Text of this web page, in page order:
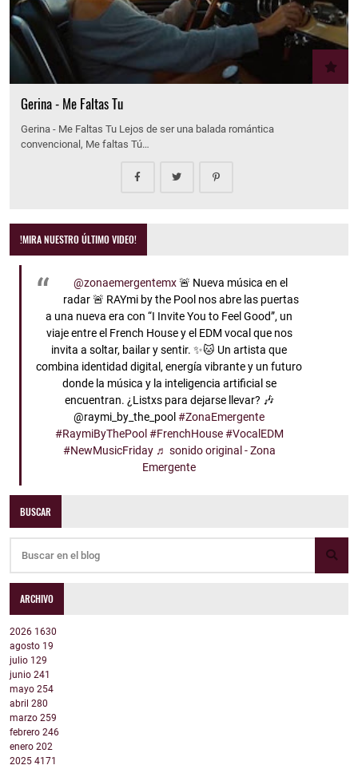
Gerina - Me Faltas Tu
Gerina - Me Faltas Tu Lejos de ser una balada romántica
convencional, Me faltas Tú…
!MIRA NUESTRO ÚLTIMO VIDEO!
@zonaemergentemx🚨 Nueva música en el
radar 🚨 RAYmi by the Pool nos abre las puertas
a una nueva era con “I Invite You to Feel Good”, un
viaje entre el French House y el EDM vocal que nos
invita a soltar, bailar y sentir. ✨🐱 Un artista que
combina identidad digital, energía vibrante y un futuro
donde la música y la inteligencia artificial se
encuentran. ¿Listxs para dejarse llevar? 🎶
@raymi_by_the_pool#ZonaEmergente
#RaymiByThePool #FrenchHouse #VocalEDM
#NewMusicFriday ♬ sonido original - Zona
Emergente
BUSCAR
ARCHIVO
2026 1630
agosto 19
julio 129
junio 241
mayo 254
abril 280
marzo 259
febrero 246
enero 202
2025 4171